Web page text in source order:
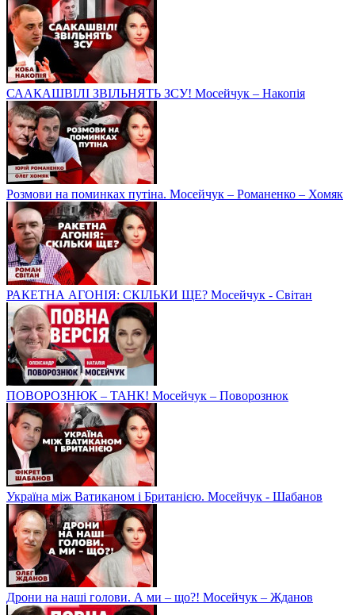
СААКАШВІЛІ ЗВІЛЬНЯТЬ ЗСУ! Мосейчук – Накопія
Розмови на поминках путіна. Мосейчук – Романенко – Хомяк
РАКЕТНА АГОНІЯ: СКІЛЬКИ ЩЕ? Мосейчук - Світан
ПОВОРОЗНЮК – ТАНК! Мосейчук – Поворознюк
Україна між Ватиканом і Британією. Мосейчук - Шабанов
Дрони на наші голови. А ми – що?! Мосейчук – Жданов